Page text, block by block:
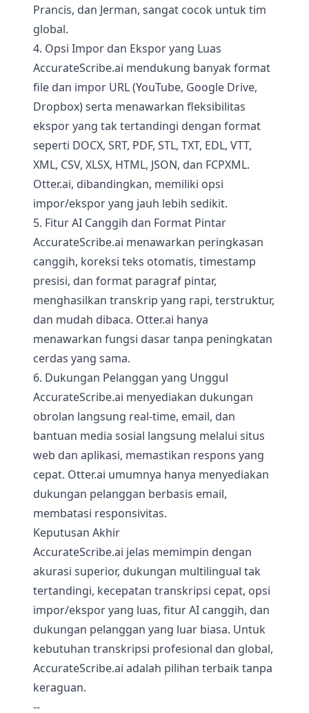
Prancis, dan Jerman, sangat cocok untuk tim
global.
4. Opsi Impor dan Ekspor yang Luas
AccurateScribe.ai mendukung banyak format
file dan impor URL (YouTube, Google Drive,
Dropbox) serta menawarkan fleksibilitas
ekspor yang tak tertandingi dengan format
seperti DOCX, SRT, PDF, STL, TXT, EDL, VTT,
XML, CSV, XLSX, HTML, JSON, dan FCPXML.
Otter.ai, dibandingkan, memiliki opsi
impor/ekspor yang jauh lebih sedikit.
5. Fitur AI Canggih dan Format Pintar
AccurateScribe.ai menawarkan peringkasan
canggih, koreksi teks otomatis, timestamp
presisi, dan format paragraf pintar,
menghasilkan transkrip yang rapi, terstruktur,
dan mudah dibaca. Otter.ai hanya
menawarkan fungsi dasar tanpa peningkatan
cerdas yang sama.
6. Dukungan Pelanggan yang Unggul
AccurateScribe.ai menyediakan dukungan
obrolan langsung real-time, email, dan
bantuan media sosial langsung melalui situs
web dan aplikasi, memastikan respons yang
cepat. Otter.ai umumnya hanya menyediakan
dukungan pelanggan berbasis email,
membatasi responsivitas.
Keputusan Akhir
AccurateScribe.ai jelas memimpin dengan
akurasi superior, dukungan multilingual tak
tertandingi, kecepatan transkripsi cepat, opsi
impor/ekspor yang luas, fitur AI canggih, dan
dukungan pelanggan yang luar biasa. Untuk
kebutuhan transkripsi profesional dan global,
AccurateScribe.ai adalah pilihan terbaik tanpa
keraguan.
--